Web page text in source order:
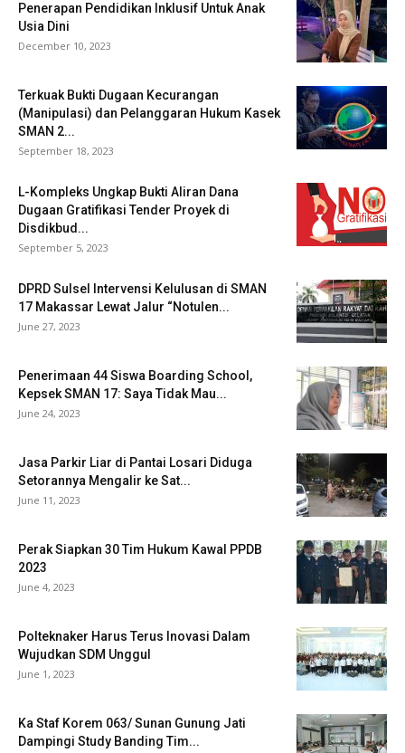
Penerapan Pendidikan Inklusif Untuk Anak
Usia Dini
December 10, 2023
Terkuak Bukti Dugaan Kecurangan
(Manipulasi) dan Pelanggaran Hukum Kasek
SMAN 2...
September 18, 2023
L-Kompleks Ungkap Bukti Aliran Dana
Dugaan Gratifikasi Tender Proyek di
Disdikbud...
September 5, 2023
DPRD Sulsel Intervensi Kelulusan di SMAN
17 Makassar Lewat Jalur “Notulen...
June 27, 2023
Penerimaan 44 Siswa Boarding School,
Kepsek SMAN 17: Saya Tidak Mau...
June 24, 2023
Jasa Parkir Liar di Pantai Losari Diduga
Setorannya Mengalir ke Sat...
June 11, 2023
Perak Siapkan 30 Tim Hukum Kawal PPDB
2023
June 4, 2023
Polteknaker Harus Terus Inovasi Dalam
Wujudkan SDM Unggul
June 1, 2023
Ka Staf Korem 063/ Sunan Gunung Jati
Dampingi Study Banding Tim...